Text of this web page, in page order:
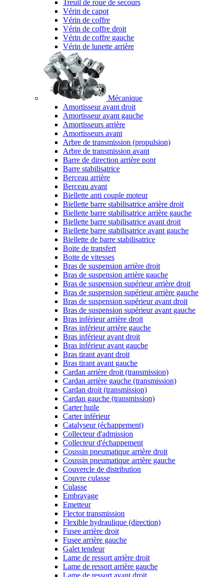
Treuil de roue de secours
Vérin de capot
Vérin de coffre
Vérin de coffre droit
Vérin de coffre gauche
Vérin de lunette arrière
Mécanique
Amortisseur avant droit
Amortisseur avant gauche
Amortisseurs arrière
Amortisseurs avant
Arbre de transmission (propulsion)
Arbre de transmission avant
Barre de direction arrière pont
Barre stabilisatrice
Berceau arrière
Berceau avant
Biellette anti couple moteur
Biellette barre stabilisatrice arrière droit
Biellette barre stabilisatrice arrière gauche
Biellette barre stabilisatrice avant droit
Biellette barre stabilisatrice avant gauche
Biellette de barre stabilisatrice
Boite de transfert
Boite de vitesses
Bras de suspension arrière droit
Bras de suspension arrière gauche
Bras de suspension supérieur arrière droit
Bras de suspension supérieur arrière gauche
Bras de suspension supérieur avant droit
Bras de suspension supérieur avant gauche
Bras inférieur arrière droit
Bras inférieur arrière gauche
Bras inférieur avant droit
Bras inférieur avant gauche
Bras tirant avant droit
Bras tirant avant gauche
Cardan arrière droit (transmission)
Cardan arrière gauche (transmission)
Cardan droit (transmission)
Cardan gauche (transmission)
Carter huile
Carter inférieur
Catalyseur (échappement)
Collecteur d'admission
Collecteur d'échappement
Coussin pneumatique arrière droit
Coussin pneumatique arrière gauche
Couvercle de distribution
Couvre culasse
Culasse
Embrayage
Emetteur
Flector transmission
Flexible hydraulique (direction)
Fusee arrière droit
Fusee arrière gauche
Galet tendeur
Lame de ressort arrière droit
Lame de ressort arrière gauche
Lame de ressort avant droit